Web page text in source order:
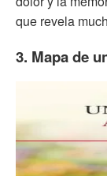
que revela
3. Mapa de